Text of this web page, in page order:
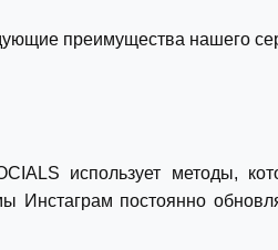
преимущества нашего
использует методы,
Инстаграм постоянно